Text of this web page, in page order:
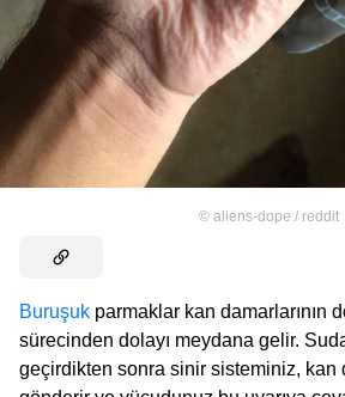
© aliens-dope / reddit
Buruşuk parmaklar kan damarlarının
sürecinden dolayı meydana gelir.
geçirdikten sonra sinir sisteminiz, kan